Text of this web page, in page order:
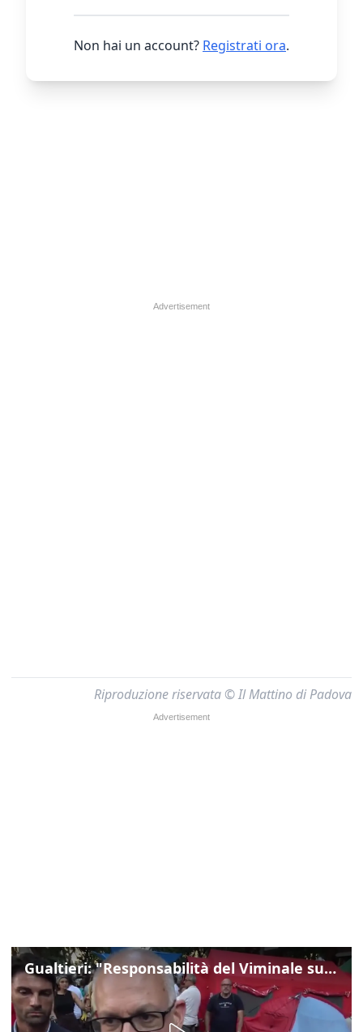
Non hai un account? Registrati ora.
Riproduzione riservata © Il Mattino di Padova
Gualtieri: "Responsabilità del Viminale su Spin Time? La posizione dei partiti è nota"